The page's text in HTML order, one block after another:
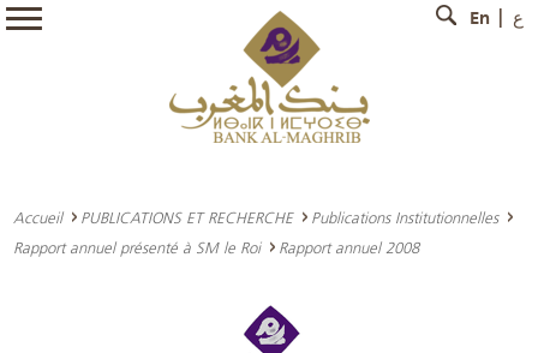
En ع
Accueil PUBLICATIONS ET RECHERCHE
Publications Institutionnelles
Rapport annuel présenté à SM le Roi
Rapport annuel 2008